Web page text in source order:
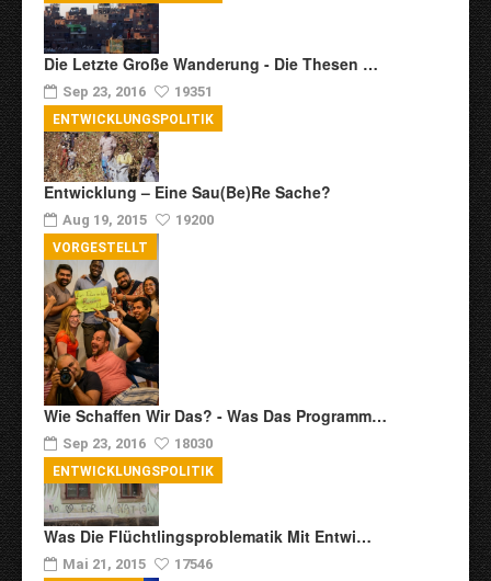
Die Letzte Große Wanderung - Die Thesen …
Sep 23, 2016 19351
Entwicklung – Eine Sau(be)re Sache?
Aug 19, 2015 19200
ENTWICKLUNGSPOLITIK
Wie Schaffen Wir Das? - Was Das Programm…
Sep 23, 2016 18030
VORGESTELLT
Was Die Flüchtlingsproblematik Mit Entwi…
Mai 21, 2015 17546
ENTWICKLUNGSPOLITIK